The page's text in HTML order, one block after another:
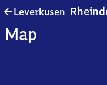
Leverkusen
Map